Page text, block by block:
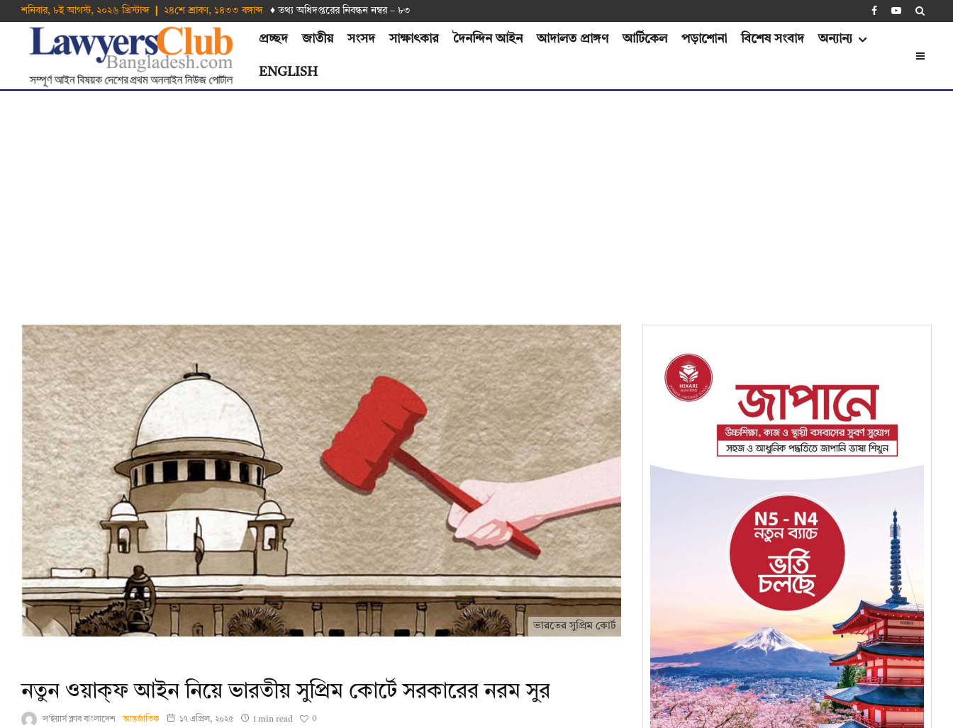
শনিবার, ৮ই আগস্ট, ২০২৬ খ্রিস্টাব্দ ❙ ২৪শে শ্রাবণ, ১৪৩৩ বঙ্গাব্দ ♦ তথ‌্য অ‌ধিদপ্ত‌রের নিবন্ধন নম্বর – ৮৩
প্রচ্ছদ জাতীয় সংসদ সাক্ষাৎকার দৈনন্দিন আইন আদালত প্রাঙ্গণ আর্টিকেল পড়াশোনা বিশেষ সংবাদ অন্যান্য
ENGLISH
ভারতের সুপ্রিম কোর্ট
নতুন ওয়াক্ফ আইন নিয়ে ভারতীয় সুপ্রিম কোর্টে সরকারের নরম সুর
ল'ইয়ার্স ক্লাব বাংলাদেশ আন্তর্জাতিক ১৭ এপ্রিল, ২০২৫ 1 min read 0